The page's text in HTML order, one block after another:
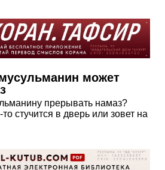
может
прерывать намаз?
стучится в дверь или зовет на